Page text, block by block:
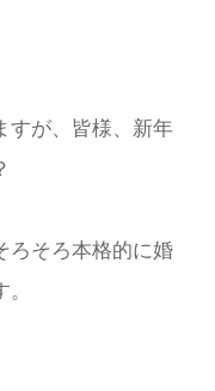
すが、皆様、新年
ろそろ本格的に婚